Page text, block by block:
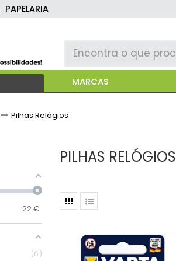
PAPELARIA
MARCAS
> Pilhas Relógios
22€
6
PILHAS RELÓGIOS